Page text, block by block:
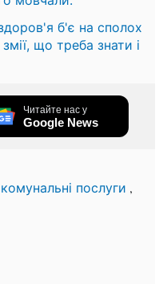
б'є на сполох
що треба знати і
Читайте нас у
Google News
комунальні послуги ,